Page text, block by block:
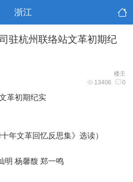
浙江
驻杭州联络站文革初期纪
楼主
13406 0
革初期纪实
年文革回忆反思集》选读）
明 杨馨馥 郑一鸣